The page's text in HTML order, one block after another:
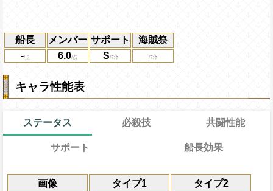
船長 メンバー サポート
海賊祭
-
6.0 S
キャラ性能表
ステータス
画像 タイプ1 タイプ2
必殺技
通常 7→7ターン
限界突破
共闘性能
共闘性能
サポート
効果
船長効果
通常時